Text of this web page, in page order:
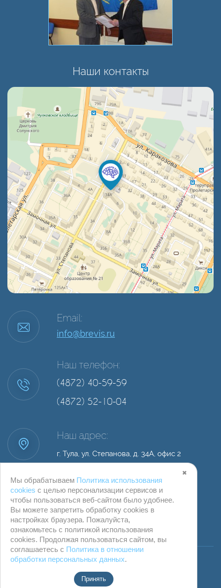
Наши контакты
Email:
info@brevis.ru
Наш телефон:
(4872) 40-59-59
(4872) 52-10-04
Наш адрес:
г. Тула, ул. Степанова, д. 34А, офис 2
© ООО "Компания Бревис" г. Тула
✖
Мы обрабатываем Политика использования
cookies с целью персонализации сервисов и
чтобы пользоваться веб-сайтом было удобнее.
Вы можете запретить обработку сookies в
настройках браузера. Пожалуйста,
ознакомьтесь с политикой использования
cookies. Продолжая пользоваться сайтом, вы
соглашаетесь с Политика в отношении
обработки персональных данных.
Принять